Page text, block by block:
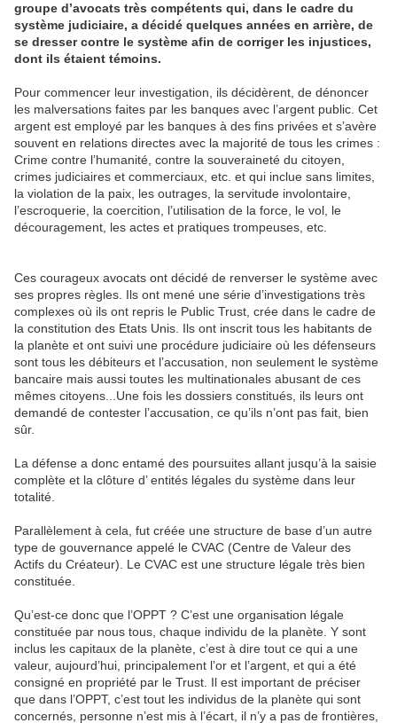
groupe d’avocats très compétents qui, dans le cadre du
système judiciaire, a décidé quelques années en arrière, de
se dresser contre le système afin de corriger les injustices,
dont ils étaient témoins.
Pour commencer leur investigation, ils décidèrent, de dénoncer
les malversations faites par les banques avec l’argent public. Cet
argent est employé par les banques à des fins privées et s’avère
souvent en relations directes avec la majorité de tous les crimes :
Crime contre l’humanité, contre la souveraineté du citoyen,
crimes judiciaires et commerciaux, etc. et qui inclue sans limites,
la violation de la paix, les outrages, la servitude involontaire,
l’escroquerie, la coercition, l’utilisation de la force, le vol, le
découragement, les actes et pratiques trompeuses, etc.
Ces courageux avocats ont décidé de renverser le système avec
ses propres règles. Ils ont mené une série d’investigations très
complexes où ils ont repris le Public Trust, crée dans le cadre de
la constitution des Etats Unis. Ils ont inscrit tous les habitants de
la planète et ont suivi une procédure judiciaire où les défenseurs
sont tous les débiteurs et l’accusation, non seulement le système
bancaire mais aussi toutes les multinationales abusant de ces
mêmes citoyens...Une fois les dossiers constitués, ils leurs ont
demandé de contester l’accusation, ce qu’ils n’ont pas fait, bien
sûr.
La défense a donc entamé des poursuites allant jusqu’à la saisie
complète et la clôture d’ entités légales du système dans leur
totalité.
Parallèlement à cela, fut créée une structure de base d’un autre
type de gouvernance appelé le CVAC (Centre de Valeur des
Actifs du Créateur). Le CVAC est une structure légale très bien
constituée.
Qu’est-ce donc que l’OPPT ? C’est une organisation légale
constituée par nous tous, chaque individu de la planète. Y sont
inclus les capitaux de la planète, c’est à dire tout ce qui a une
valeur, aujourd’hui, principalement l’or et l’argent, et qui a été
consigné en propriété par le Trust. Il est important de préciser
que dans l’OPPT, c’est tout les individus de la planète qui sont
concernés, personne n’est mis à l’écart, il n’y a pas de frontières,